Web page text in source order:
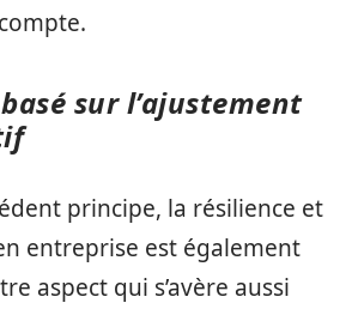
sur l’ajustement
principe, la résilience et
entreprise est également
aspect qui s’avère aussi